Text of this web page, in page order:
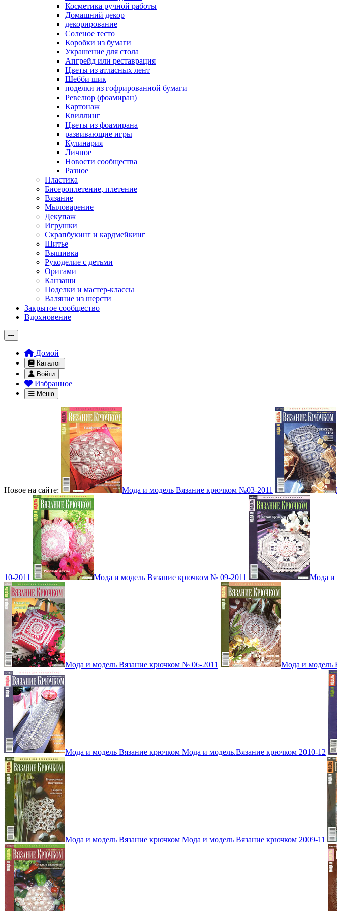
Косметика ручной работы
Домашний декор
декорирование
Соленое тесто
Коробки из бумаги
Украшение для стола
Апгрейд или реставрация
Цветы из атласных лент
Шебби шик
поделки из гофрированной бумаги
Ревелюр (фоамиран)
Картонаж
Квиллинг
Цветы из фоамирана
развивающие игры
Кулинария
Личное
Новости сообщества
Разное
Пластика
Бисероплетение, плетение
Вязание
Мыловарение
Декупаж
Игрушки
Скрапбукинг и кардмейкинг
Шитье
Вышивка
Рукоделие с детьми
Оригами
Канзаши
Поделки и мастер-классы
Валяние из шерсти
Закрытое сообщество
Вдохновение
Домой
Каталог
Войти
Избранное
Меню
Новое на сайте: Мода и модель Вязание крючком №03-2011
10-2011 Мода и модель Вязание крючком № 09-2011 Мода и
Мода и модель Вязание крючком № 06-2011 Мода и модель
Мода и модель Вязание крючком Мода и модель.Вязание крючком 2010-12
Мода и модель Вязание крючком Мода и модель Вязание крючком 2009-11